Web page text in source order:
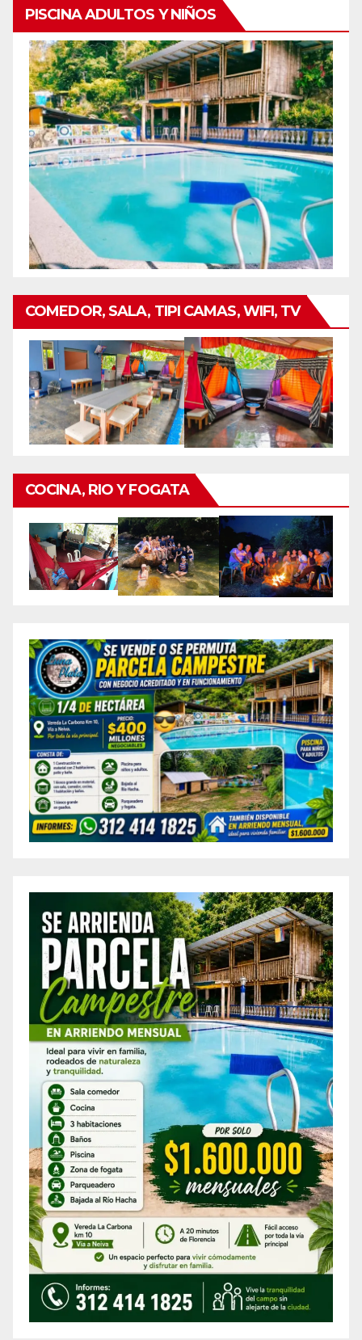
PISCINA ADULTOS Y NIÑOS
COMEDOR, SALA, TIPI CAMAS, WIFI, TV
COCINA, RIO Y FOGATA